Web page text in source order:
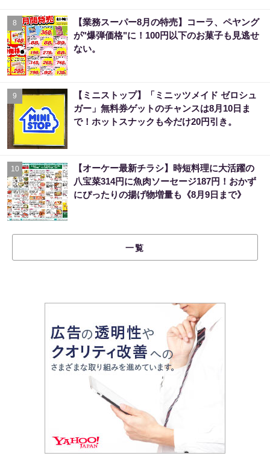
8
【業務スーパー8月の特売】コーラ、ペヤング
が"爆弾価格"に！100円以下のお菓子も見逃せ
ない。
9
【ミニストップ】「ミニッツメイド ゼロシュ
ガー」無料券ゲットのチャンスは8月10日ま
で！ホットスナックも今だけ20円引き。
10
【オーケー最新チラシ】時短料理に大活躍の
八宝菜314円に魚肉ソーセージ187円！おかず
にぴったりの揚げ物増量も《8月9日まで》
一覧